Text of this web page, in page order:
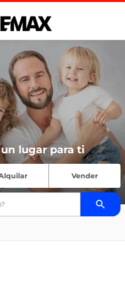
lugar para ti
Vender